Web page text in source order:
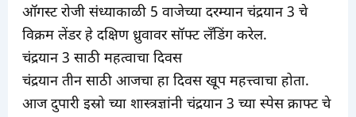
ऑगस्ट रोजी संध्याकाळी 5 वाजेच्या दरम्यान चंद्रयान 3 चे
विक्रम लेंडर हे दक्षिण ध्रुवावर सॉफ्ट लँडिंग करेल.
चंद्रयान 3 साठी महत्वाचा दिवस
चंद्रयान तीन साठी आजचा हा दिवस खूप महत्त्वाचा होता.
आज दुपारी इस्रो च्या शास्त्रज्ञांनी चंद्रयान 3 च्या स्पेस क्राफ्ट चे